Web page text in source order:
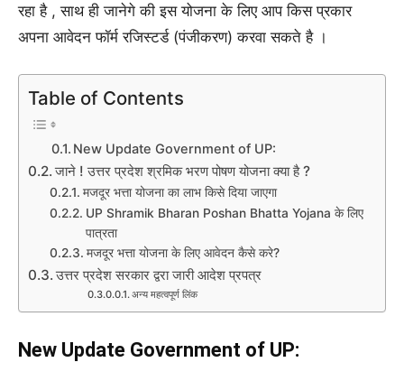
रहा है , साथ ही जानेगे की इस योजना के लिए आप किस प्रकार
अपना आवेदन फॉर्म रजिस्टर्ड (पंजीकरण) करवा सकते है ।
Table of Contents
New Update Government of UP:
जाने ! उत्तर प्रदेश श्रमिक भरण पोषण योजना क्या है ?
मजदूर भत्ता योजना का लाभ किसे दिया जाएगा
UP Shramik Bharan Poshan Bhatta Yojana के लिए
पात्रता
मजदूर भत्ता योजना के लिए आवेदन कैसे करे?
उत्तर प्रदेश सरकार द्वरा जारी आदेश प्रपत्र
अन्य महत्वपूर्ण लिंक
New Update Government of UP: